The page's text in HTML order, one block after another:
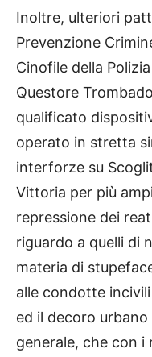
Inoltre, ulteriori
Prevenzione
Cinofile della
Questore
qualificato
operato in stretta
interforze su
Vittoria per più
repressione dei
riguardo a quelli di
materia di
alle condotte
ed il decoro urbano
generale, che con i